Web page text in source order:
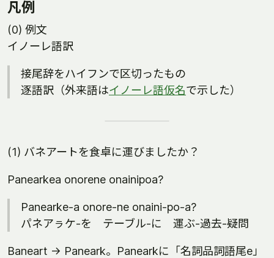
凡例
(0) 例文
イノーレ語訳
接尾辞をハイフンで区切ったもの
逐語訳（外来語はイノーレ語仮名で示した）
(1) バネアートを食卓に運びましたか？
Panearkea onorene onainipoa?
Panearke-a onore-ne onaini-po-a?
パネアㇻケ-を テーブル-に 運ぶ-過去-疑問
Baneart -> Paneark。Panearkに「名詞品詞語尾e」